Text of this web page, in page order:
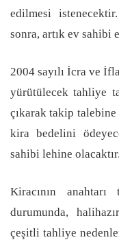
edilmesi
sonra, artık ev
2004 sayılı İcra ve
yürütülecek tahliye
çıkarak takip
kira bedelini
sahibi lehine olacaktır.
Kiracının
durumunda,
çeşitli tahliye